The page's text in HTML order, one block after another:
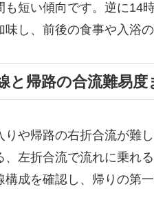
も短い傾向です。逆に14
味し、前後の食事や入浴
と帰路の合流難易度
りや帰路の右折合流が難
、左折合流で流れに乗れ
構成を確認し、帰りの第